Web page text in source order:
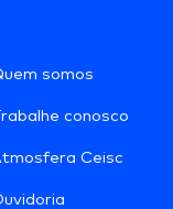
somos
conosco
Ceisc